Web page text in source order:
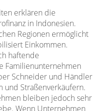
erklären die
in Indonesien.
Regionen ermöglicht
Einkommen.
haftende
Familienunternehmen
Schneider und Händler
und Straßenverkäufern.
bleiben jedoch sehr
Wenn Unternehmen